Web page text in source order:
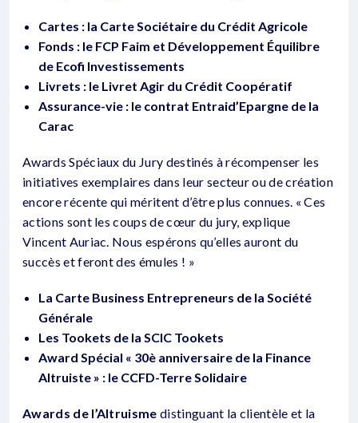
Cartes : la Carte Sociétaire du Crédit Agricole
Fonds : le FCP Faim et Développement Équilibre
de Ecofi Investissements
Livrets : le Livret Agir du Crédit Coopératif
Assurance-vie : le contrat Entraid’Epargne de la
Carac
Awards Spéciaux du Jury destinés à récompenser les
initiatives exemplaires dans leur secteur ou de création
encore récente qui méritent d’être plus connues. « Ces
actions sont les coups de cœur du jury, explique
Vincent Auriac. Nous espérons qu’elles auront du
succès et feront des émules ! »
La Carte Business Entrepreneurs de la Société
Générale
Les Tookets de la SCIC Tookets
Award Spécial « 30è anniversaire de la Finance
Altruiste » : le CCFD-Terre Solidaire
Awards de l’Altruisme distinguant la clientèle et la